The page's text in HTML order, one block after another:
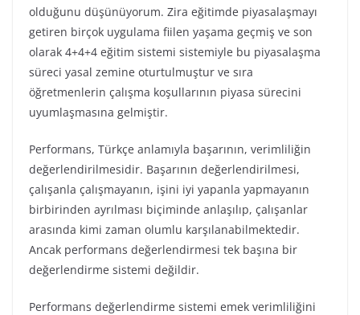
olduğunu düşünüyorum. Zira eğitimde piyasalaşmayı
getiren birçok uygulama fiilen yaşama geçmiş ve son
olarak 4+4+4 eğitim sistemi sistemiyle bu piyasalaşma
süreci yasal zemine oturtulmuştur ve sıra
öğretmenlerin çalışma koşullarının piyasa sürecini
uyumlaşmasına gelmiştir.
Performans, Türkçe anlamıyla başarının, verimliliğin
değerlendirilmesidir. Başarının değerlendirilmesi,
çalışanla çalışmayanın, işini iyi yapanla yapmayanın
birbirinden ayrılması biçiminde anlaşılıp, çalışanlar
arasında kimi zaman olumlu karşılanabilmektedir.
Ancak performans değerlendirmesi tek başına bir
değerlendirme sistemi değildir.
Performans değerlendirme sistemi emek verimliliğini